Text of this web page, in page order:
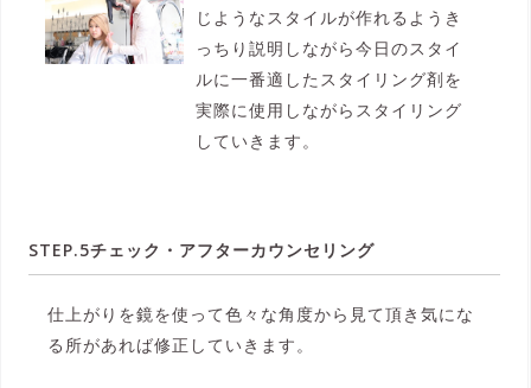
じようなスタイルが作れるようき
っちり説明しながら今日のスタイ
ルに一番適したスタイリング剤を
実際に使用しながらスタイリング
していきます。
STEP.5チェック・アフターカウンセリング
仕上がりを鏡を使って色々な角度から見て頂き気にな
る所があれば修正していきます。